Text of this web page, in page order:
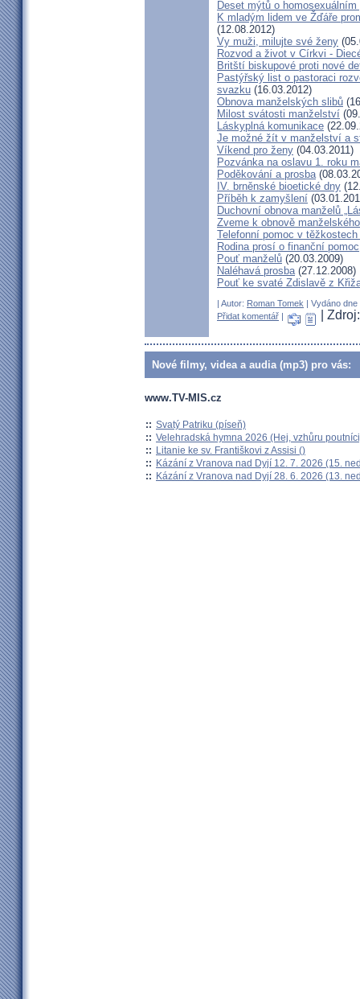
Deset mýtů o homosexuálním
K mladým lidem ve Žďáře
(12.08.2012)
Vy muži, milujte své ženy
Rozvod a život v Církvi -
Britští biskupové proti nové
Pastýřský list o pastoraci
svazku (16.03.2012)
Obnova manželských slibů
Milost svátosti manželství
Láskyplná komunikace
Je možné žít v manželství a
Víkend pro ženy (04.03.2011)
Pozvánka na oslavu 1. roku
Poděkování a prosba
IV. brněnské bioetické dny
Příběh k zamyšlení
Duchovní obnova manželů
Zveme k obnově
Telefonní pomoc v
Rodina prosí o finanční pomoc
Pouť manželů (20.03.2009)
Naléhavá prosba(27.12.2008)
Pouť ke svaté Zdislavě z
| Autor: Roman Tomek | Vydáno
Přidat komentář | |
Nové filmy, videa a audia (mp3) pro vás:
www.TV-MIS.cz
:: Svatý Patriku (píseň)
:: Velehradská hymna 2026 (Hej, vzhůru
:: Litanie ke sv. Františkovi z Assisi ()
:: Kázání z Vranova nad Dyjí 12. 7. 2026 (15.
:: Kázání z Vranova nad Dyjí 28. 6. 2026 (13.